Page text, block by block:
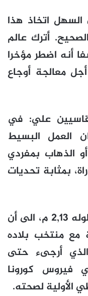
اتخاذ هذا
أترك عالم
أنه اضطر مؤخرا
معالجة أوجاع
قاسيين علي: في
العمل البسيط
الذهاب بمفردي
بمثابة تحديات
وأشار لاعب الارتكاز الذي يبلغ طوله 2,13 م، الى أن
مع منتخب بلاده
في أولمبياد طوكيو 2020 الذي أرجىء حتى
فيروس كورونا
الأولية لصحته.